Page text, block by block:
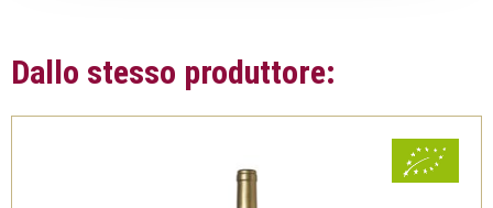
Dallo stesso produttore: